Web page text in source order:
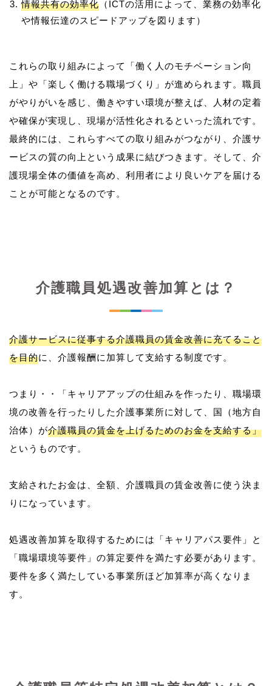
情報共有の効率化 （ICTの活用によって、業務の効率化
や情報伝達のスピードアップを図ります）
これらの取り組みによって「働く人のモチベーション向
上」や「楽しく働ける職場づくり」が進められます。職員
がやりがいを感じ、働きやすい環境が整えば、人材の定着
や確保が実現し、現場が活性化されるといった流れです。
最終的には、これらすべての取り組みがつながり、介護サ
ービスの質の向上という成果に結びつきます。そして、介
護現場全体の価値を高め、利用者により良いケアを届ける
介護職員処遇改善加算とは？
介護サービスに従事する介護職員の賃金改善に充てること
を目的に、介護報酬に加算して支給する制度です。
つまり・・「キャリアアップの仕組みを作ったり、職場環
境の改善を行ったりした介護事業所に対して、国（地方自
治体）が介護職員の賃金を上げるためのお金を支給する」
というものです。
支給されたお金は、全額、介護職員の賃金改善に使う決ま
りになっています。
処遇改善加算を取得するためには「キャリアパス要件」と
「職場環境等要件」の算定要件を満たす必要があります。
要件を多く満たしている事業所ほど加算率が高くなりま
す。